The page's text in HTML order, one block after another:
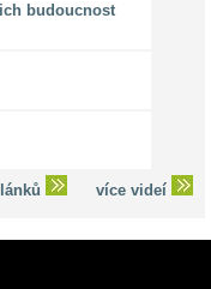
budoucnost
více videí